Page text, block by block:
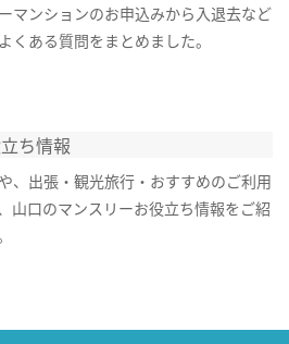
マンションのお申込みから入退去など
くある質問をまとめました。
ち情報
、出張・観光旅行・おすすめのご利用
山口のマンスリーお役立ち情報をご紹